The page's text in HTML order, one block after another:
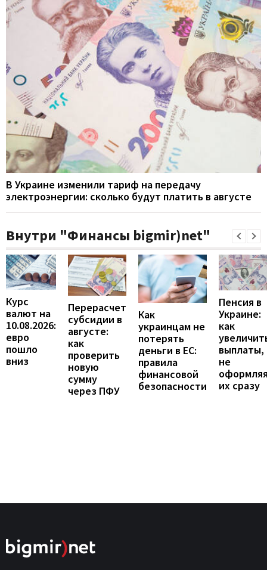
В Украине изменили тариф на передачу
электроэнергии: сколько будут платить в августе
Внутри "Финансы bigmir)net"
Курс
валют на
10.08.2026:
евро
пошло
вниз
Перерасчет
субсидии в
августе:
как
проверить
новую
сумму
через ПФУ
Как
украинцам не
потерять
деньги в ЕС:
правила
финансовой
безопасности
Пенсия в
Украине:
как
выплаты,
не
их сразу